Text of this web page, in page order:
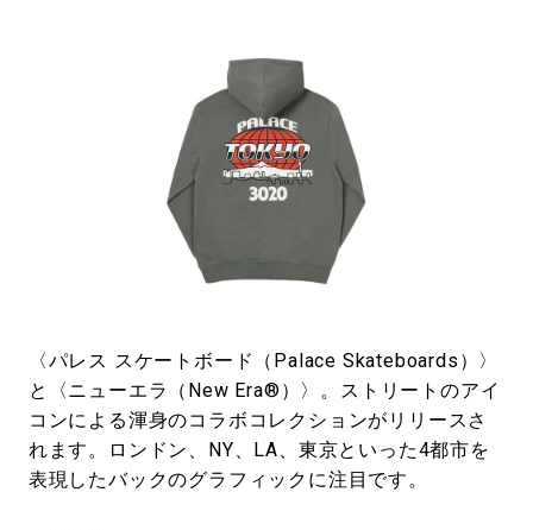
〈パレス スケートボード（Palace Skateboards）〉
と〈ニューエラ（New Era®）〉。ストリートのアイ
コンによる渾身のコラボコレクションがリリースさ
れます。ロンドン、NY、LA、東京といった4都市を
表現したバックのグラフィックに注目です。